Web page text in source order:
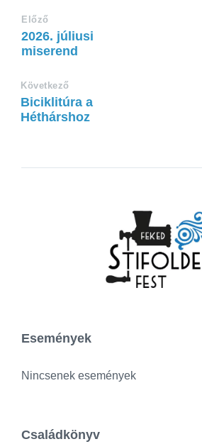
Előző
2026. júliusi
miserend
Következő
Biciklitúra a
Héthárshoz
Események
Nincsenek események
Családkönyv